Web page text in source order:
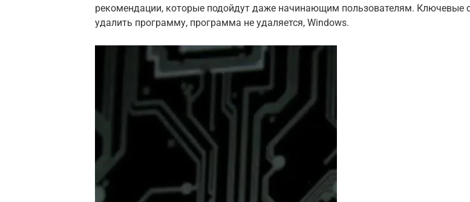
рекомендации, которые подойдут даже начинающим пользователям. Ключевые
удалить программу, программа не удаляется, Windows.